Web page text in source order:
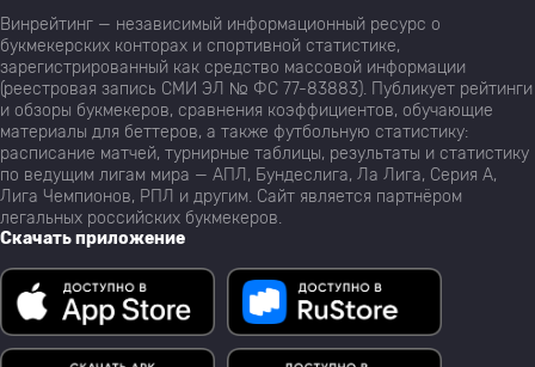
Винрейтинг — независимый информационный ресурс о
букмекерских конторах и спортивной статистике,
зарегистрированный как средство массовой информации
(реестровая запись СМИ ЭЛ № ФС 77-83883). Публикует рейтинги
и обзоры букмекеров, сравнения коэффициентов, обучающие
материалы для беттеров, а также футбольную статистику:
расписание матчей, турнирные таблицы, результаты и статистику
по ведущим лигам мира — АПЛ, Бундеслига, Ла Лига, Серия А,
Лига Чемпионов, РПЛ и другим. Сайт является партнёром
легальных российских букмекеров.
Скачать приложение